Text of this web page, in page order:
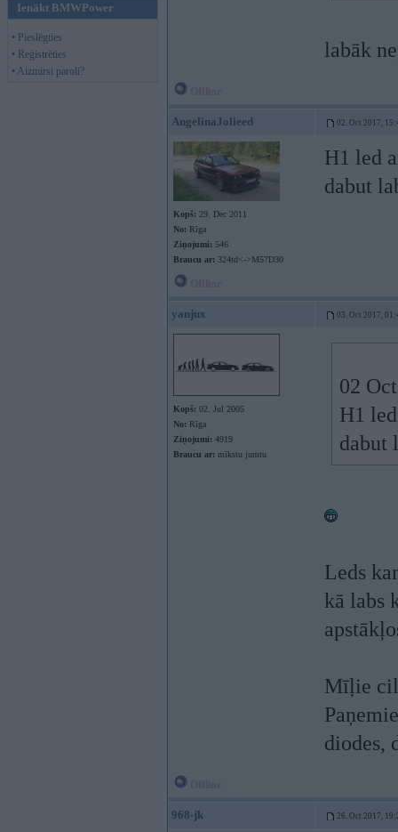
Ienākt BMWPower
• Pieslēgties
• Reģistrēties
• Aizmirsi paroli?
labāk
AngelinaJolieed 02. Oct 2017,
Kopš: 29. Dec 2011
No: Rīga
Ziņojumi: 546
Braucu ar: 324td<->M57D30
H1 led
dabut
yanjux 03. Oct 2017,
Kopš: 02. Jul 2005
No: Rīga
Ziņojumi: 4919
Braucu ar: mīkstu jumtu
02
H1
dabut
Leds
kā labs
Mīļie
diodes,
968-jk 26. Oct 2017,